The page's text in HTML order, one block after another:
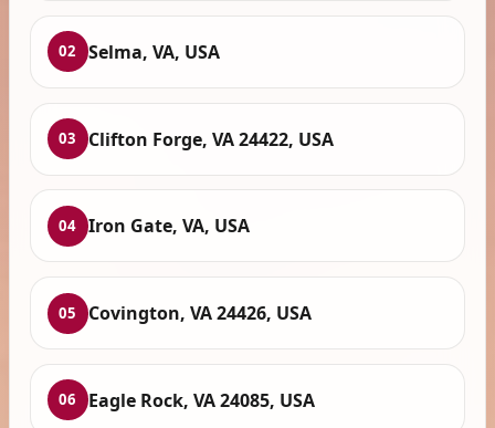
02 Selma, VA, USA
03 Clifton Forge, VA 24422, USA
04 Iron Gate, VA, USA
05 Covington, VA 24426, USA
06 Eagle Rock, VA 24085, USA